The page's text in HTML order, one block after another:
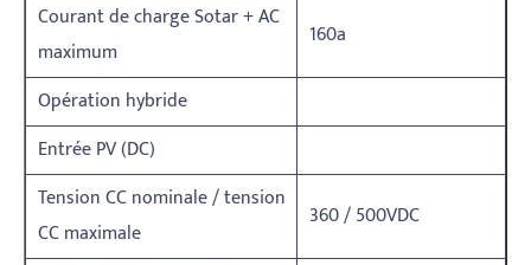
Courant de charge Sotar + AC
maximum
160a
Opération hybride
Entrée PV (DC)
Tension CC nominale / tension
CC maximale
360 / 500VDC